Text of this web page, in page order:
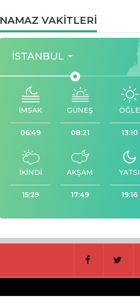
NAMAZ VAKİTLERİ
İSTANBUL
İMSAK
06:49
GÜNEŞ
08:21
ÖĞLE
13:10
İKİNDİ
15:29
AKŞAM
17:49
YATSI
19:16